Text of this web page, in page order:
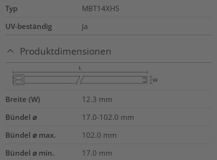
Typ
MBT14XHS
UV-beständig
Ja
Produktdimensionen
Breite (W) 12.3 mm
Bündel ⌀
17.0-102.0 mm
Bündel ⌀ max.
102.0 mm
Bündel ⌀ min.
17.0 mm